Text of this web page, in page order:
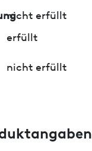
nicht erfüllt
erfüllt
nicht erfüllt